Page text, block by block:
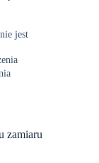
jest
zamiaru